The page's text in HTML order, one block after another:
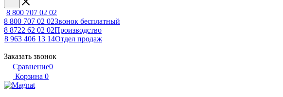
8 800 707 02 02
8 800 707 02 02Звонок бесплатный
8 8722 62 02 02Производство
8 963 406 13 14Отдел продаж
Заказать звонок
Сравнение0
Корзина 0